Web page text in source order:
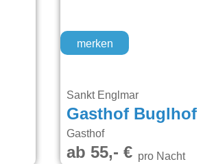
merken
Sankt Englmar
Gasthof Buglhof
Gasthof
ab 55,- €pro Nacht